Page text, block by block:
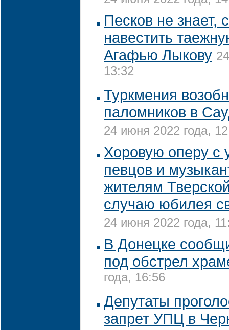
Песков не знает,
навестить
Агафью Лыкову
13:32
Туркмения
паломников в
24 июня 2022 года,
Хоровую оперу с
певцов и
жителям
случаю юбилея
24 июня 2022 года,
В Донецке
под обстрел
года, 16:56
Депутаты
запрет УПЦ в